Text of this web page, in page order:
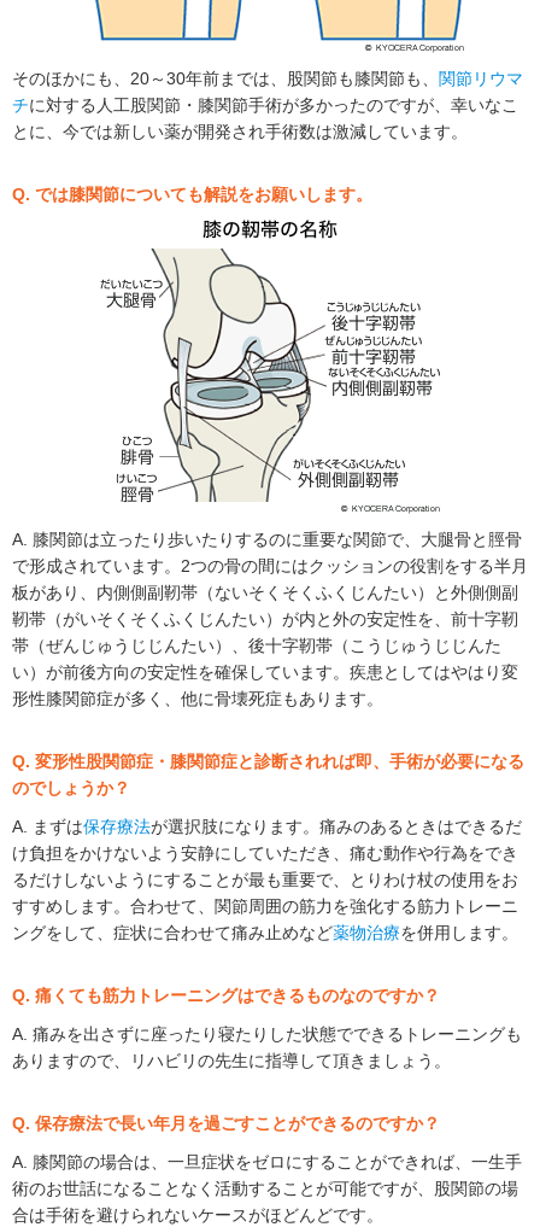
そのほかにも、20～30年前までは、股関節も膝関節も、 関節リウマ
チに対する人工股関節・膝関節手術が多かったのですが、幸いなこ
とに、今では新しい薬が開発され手術数は激減しています。
Q. では膝関節についても解説をお願いします。
A. 膝関節は立ったり歩いたりするのに重要な関節で、大腿骨と脛骨
で形成されています。2つの骨の間にはクッションの役割をする半月
板があり、内側側副靭帯（ないそくそくふくじんたい）と外側側副
靭帯（がいそくそくふくじんたい）が内と外の安定性を、前十字靭
帯（ぜんじゅうじじんたい）、後十字靭帯（こうじゅうじじんた
い）が前後方向の安定性を確保しています。疾患としてはやはり変
形性膝関節症が多く、他に骨壊死症もあります。
Q. 変形性股関節症・膝関節症と診断されれば即、手術が必要になる
のでしょうか？
A. まずは保存療法が選択肢になります。痛みのあるときはできるだ
け負担をかけないよう安静にしていただき、痛む動作や行為をでき
るだけしないようにすることが最も重要で、とりわけ杖の使用をお
すすめします。合わせて、関節周囲の筋力を強化する筋力トレーニ
ングをして、症状に合わせて痛み止めなど薬物治療を併用します。
Q. 痛くても筋力トレーニングはできるものなのですか？
A. 痛みを出さずに座ったり寝たりした状態でできるトレーニングも
ありますので、リハビリの先生に指導して頂きましょう。
Q. 保存療法で長い年月を過ごすことができるのですか？
A. 膝関節の場合は、一旦症状をゼロにすることができれば、一生手
術のお世話になることなく活動することが可能ですが、股関節の場
合は手術を避けられないケースがほどんどです。